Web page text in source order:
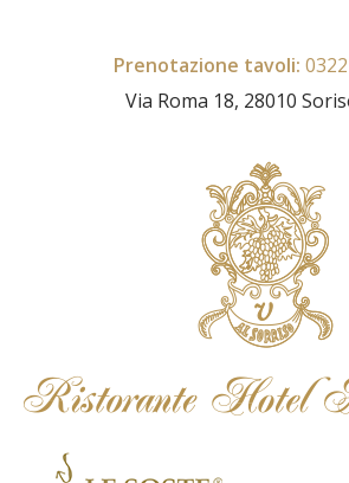
Prenotazione tavoli:
Via Roma 18, 28010